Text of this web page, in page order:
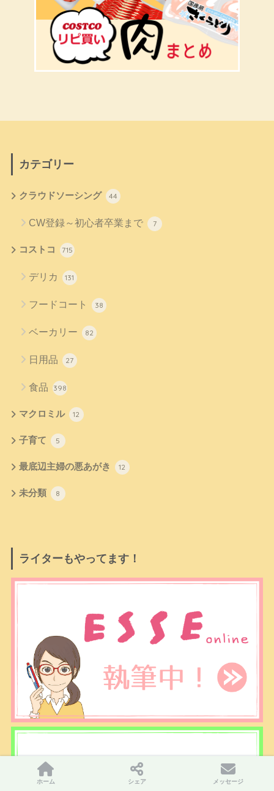
カテゴリー
クラウドソーシング 44
CW登録～初心者卒業まで 7
コストコ 715
デリカ 131
フードコート 38
ベーカリー 82
日用品 27
食品 398
マクロミル 12
子育て 5
最底辺主婦の悪あがき 12
未分類 8
ライターもやってます！
ホーム シェア メッセージ